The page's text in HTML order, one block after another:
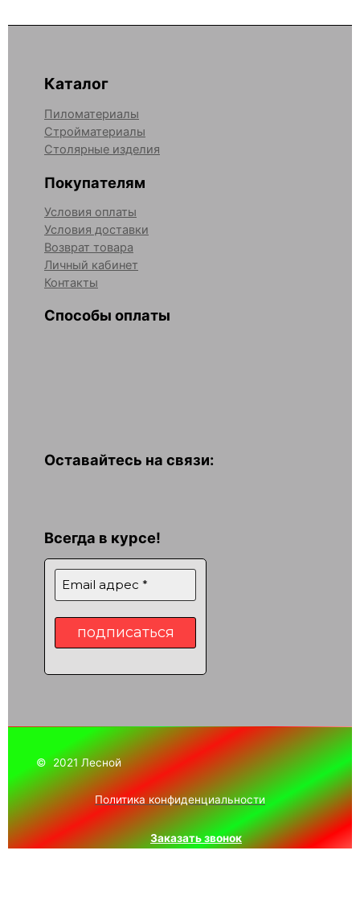
Каталог
Пиломатериалы
Стройматериалы
Столярные изделия
Покупателям
Условия оплаты
Условия доставки
Возврат товара
Личный кабинет
Контакты
Способы оплаты
Оставайтесь на связи:
Всегда в курсе!
© 2021 Лесной
Политика конфиденциальности
Заказать звонок